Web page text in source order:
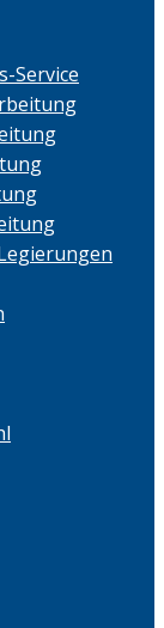
Service